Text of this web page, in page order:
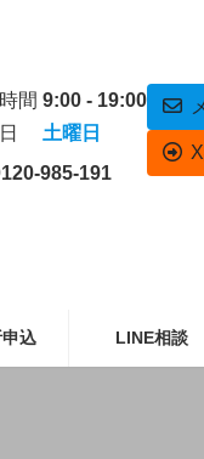
間9:00 - 19:00
日 土曜日
985-191
込 LINE相談